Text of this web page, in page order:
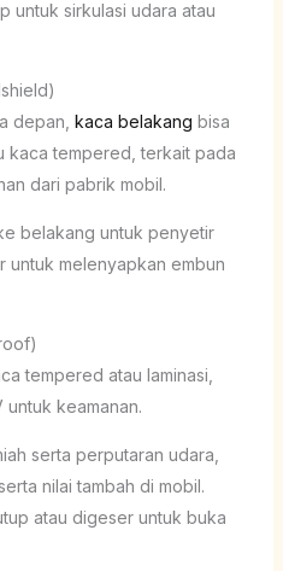
untuk sirkulasi udara atau
depan, kaca belakang bisa
kaca tempered, terkait pada
dari pabrik mobil.
belakang untuk penyetir
melenyapkan embun
tempered atau laminasi,
keamanan.
serta perputaran udara,
nilai tambah di mobil.
atau digeser untuk buka